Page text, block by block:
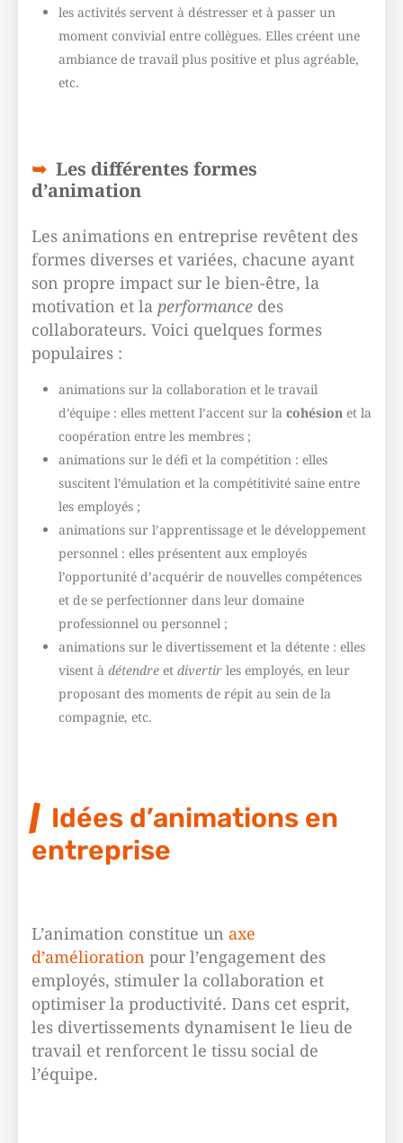
les activités servent à déstresser et à passer un
moment convivial entre collègues. Elles créent une
ambiance de travail plus positive et plus agréable,
etc.
Les différentes formes
d’animation
Les animations en entreprise revêtent des
formes diverses et variées, chacune ayant
son propre impact sur le bien-être, la
motivation et la performance des
collaborateurs. Voici quelques formes
populaires :
animations sur la collaboration et le travail
d’équipe : elles mettent l’accent sur la cohésion et la
coopération entre les membres ;
animations sur le défi et la compétition : elles
suscitent l’émulation et la compétitivité saine entre
les employés ;
animations sur l’apprentissage et le développement
personnel : elles présentent aux employés
l’opportunité d’acquérir de nouvelles compétences
et de se perfectionner dans leur domaine
professionnel ou personnel ;
animations sur le divertissement et la détente : elles
visent à détendre et divertir les employés, en leur
proposant des moments de répit au sein de la
compagnie, etc.
Idées d’animations en
entreprise
L’animation constitue un axe
d’amélioration pour l’engagement des
employés, stimuler la collaboration et
optimiser la productivité. Dans cet esprit,
les divertissements dynamisent le lieu de
travail et renforcent le tissu social de
l’équipe.